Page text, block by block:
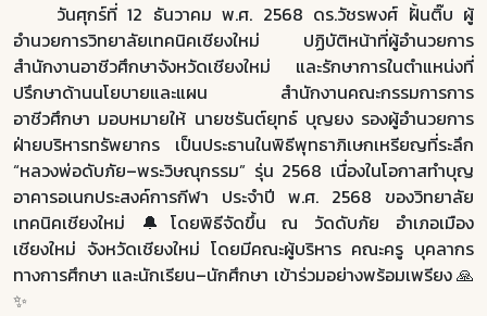
วันศุกร์ที่ 12 ธันวาคม พ.ศ. 2568 ดร.วัชรพงศ์ ฝั้นติ๊บ ผู้
อำนวยการวิทยาลัยเทคนิคเชียงใหม่ ปฏิบัติหน้าที่ผู้อำนวยการ
สำนักงานอาชีวศึกษาจังหวัดเชียงใหม่ และรักษาการในตำแหน่งที่
ปรึกษาด้านนโยบายและแผน สำนักงานคณะกรรมการการ
อาชีวศึกษา มอบหมายให้ นายชรันต์ยุทธ์ บุญยง รองผู้อำนวยการ
ฝ่ายบริหารทรัพยากร เป็นประธานในพิธีพุทธาภิเษกเหรียญที่ระลึก
“หลวงพ่อดับภัย–พระวิษณุกรรม” รุ่น 2568 เนื่องในโอกาสทำบุญ
อาคารอเนกประสงค์การกีฬา ประจำปี พ.ศ. 2568 ของวิทยาลัย
เทคนิคเชียงใหม่ 🔔โดยพิธีจัดขึ้น ณ วัดดับภัย อำเภอเมือง
เชียงใหม่ จังหวัดเชียงใหม่ โดยมีคณะผู้บริหาร คณะครู บุคลากร
ทางการศึกษา และนักเรียน–นักศึกษา เข้าร่วมอย่างพร้อมเพรียง 🙏
✨